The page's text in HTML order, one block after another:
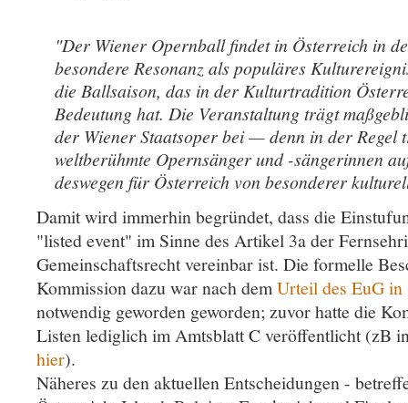
"Der Wiener Opernball findet in Österreich in
besondere Resonanz als populäres
die Ballsaison, das in der Kulturtradition
Bedeutung hat. Die Veranstaltung trägt
der Wiener Staatsoper bei — denn in der Regel
weltberühmte Opernsänger und -sängerinnen
deswegen für Österreich von besonderer
Damit wird immerhin begründet, dass die
"listed event" im Sinne des Artikel 3a der
Gemeinschaftsrecht vereinbar ist. Die formelle
Kommission dazu war nach demUrteil des EuG
notwendig geworden geworden; zuvor hatte die
Listen lediglich im Amtsblatt C veröffentlicht (zB
hier).
Näheres zu den aktuellen Entscheidungen -